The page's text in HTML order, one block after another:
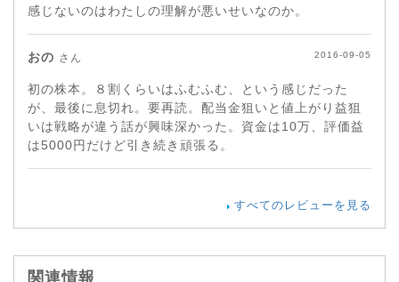
感じないのはわたしの理解が悪いせいなのか。
おの さん 2016-09-05
初の株本。８割くらいはふむふむ、という感じだった
が、最後に息切れ。要再読。配当金狙いと値上がり益狙
いは戦略が違う話が興味深かった。資金は10万、評価益
は5000円だけど引き続き頑張る。
すべてのレビューを見る
関連情報